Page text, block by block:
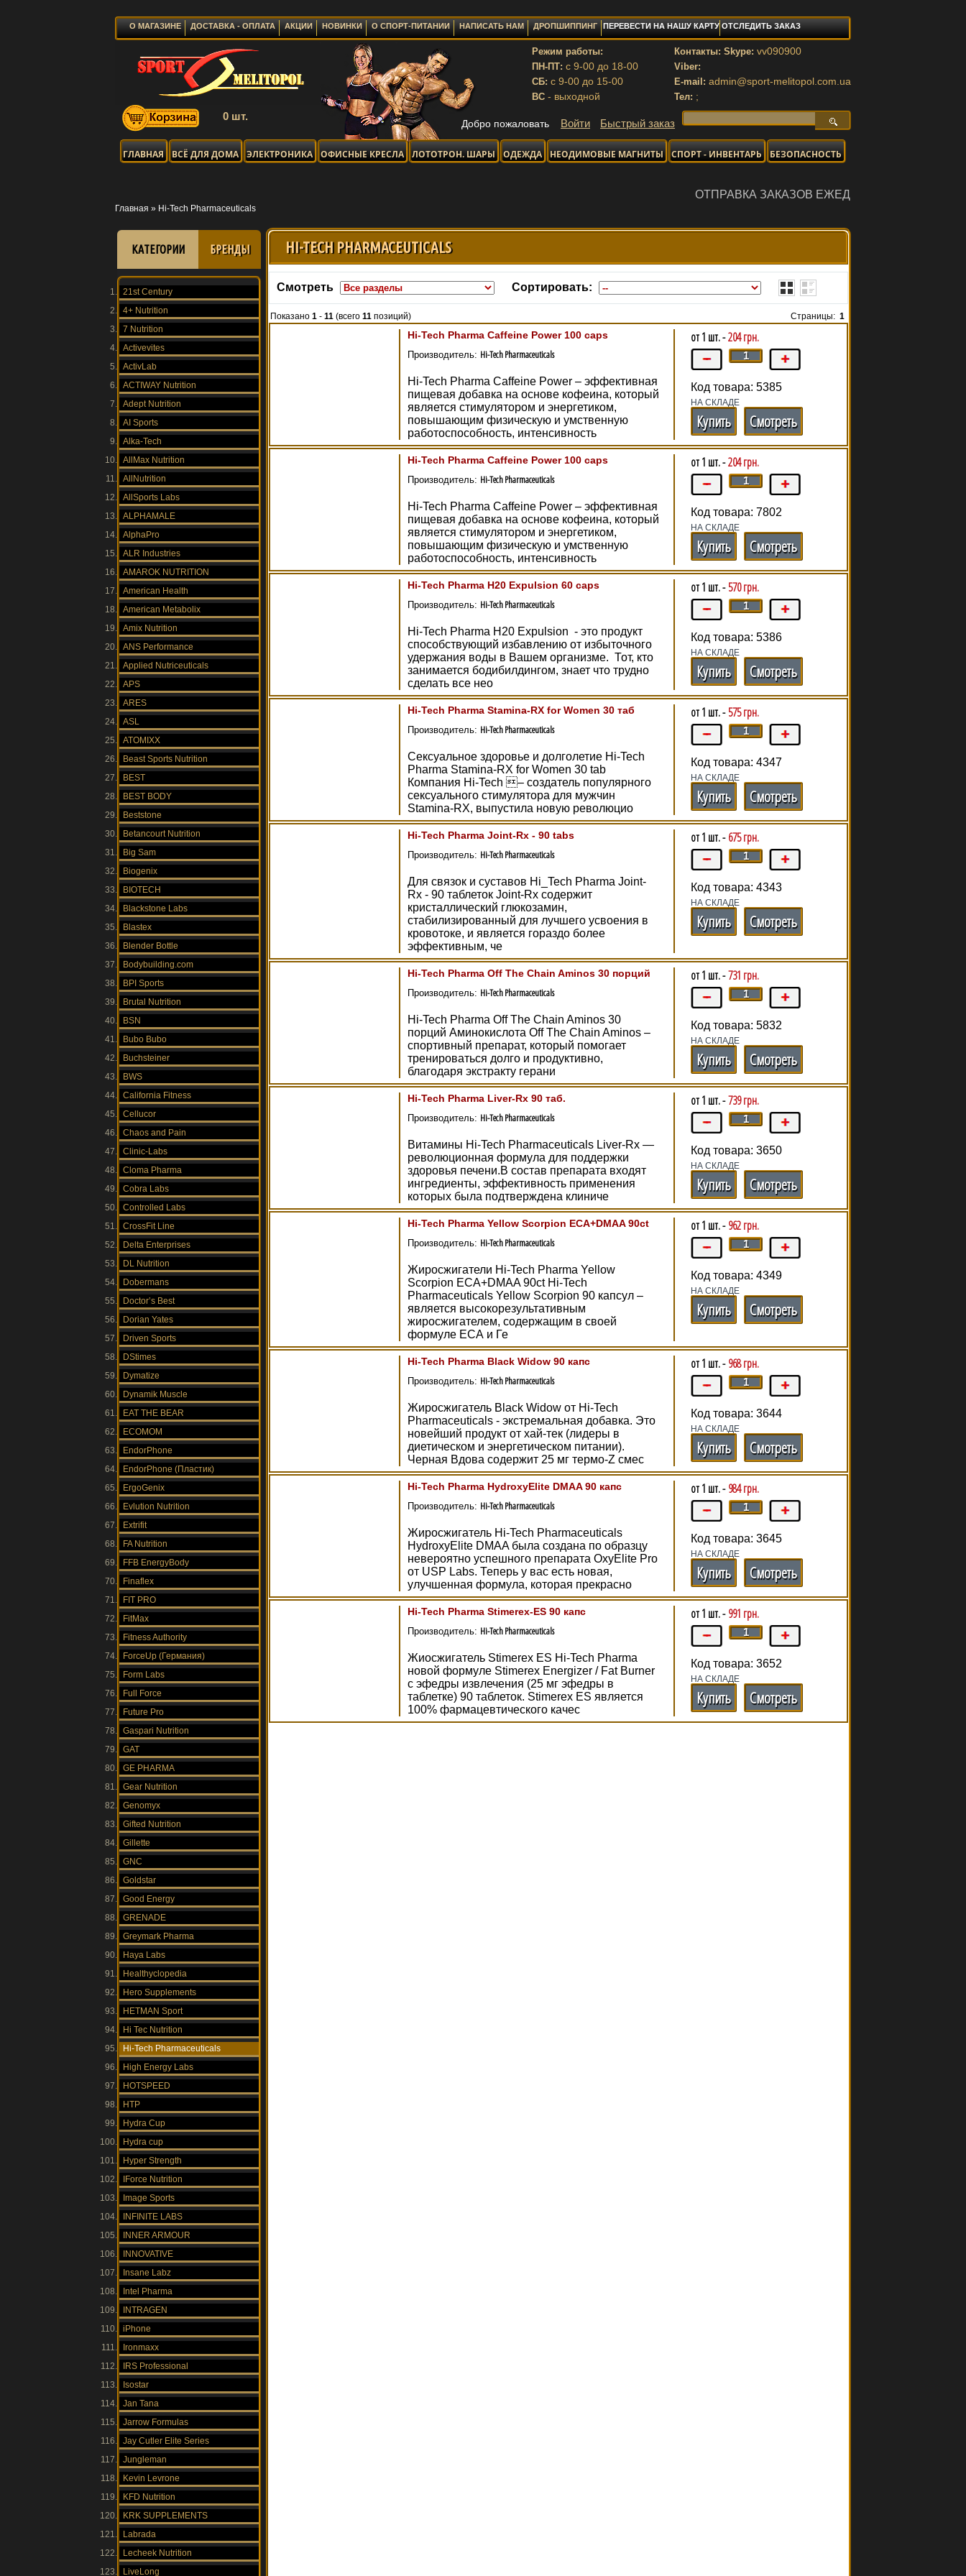
О МАГАЗИНЕ ДОСТАВКА - ОПЛАТА АКЦИИ НОВИНКИ О СПОРТ-ПИТАНИИ НАПИСАТЬ НАМ ДРОПШИППИНГ ПЕРЕВЕСТИ НА НАШУ КАРТУ ОТСЛЕДИТЬ ЗАКАЗ
Контакты: Skype: vv090900
Viber:
E-mail: admin@sport-melitopol.com.ua
Тел: ;
Режим работы:
ПН-ПТ: с 9-00 до 18-00
СБ: с 9-00 до 15-00
ВС - выходной
0 шт.
Добро пожаловать Войти Быстрый заказ
ГЛАВНАЯ ВСЁ ДЛЯ ДОМА ЭЛЕКТРОНИКА ОФИСНЫЕ КРЕСЛА ЛОТОТРОН. ШАРЫ ОДЕЖДА НЕОДИМОВЫЕ МАГНИТЫ СПОРТ - ИНВЕНТАРЬ БЕЗОПАСНОСТЬ
ОТПРАВКА ЗАКАЗОВ ЕЖЕДНЕВНО
Главная » Hi-Tech Pharmaceuticals
КАТЕГОРИИ БРЕНДЫ
21st Century
4+ Nutrition
7 Nutrition
Activevites
ActivLab
ACTIWAY Nutrition
Adept Nutrition
AI Sports
Alka-Tech
AllMax Nutrition
AllNutrition
AllSports Labs
ALPHAMALE
AlphaPro
ALR Industries
AMAROK NUTRITION
American Health
American Metabolix
Amix Nutrition
ANS Performance
Applied Nutriceuticals
APS
ARES
ASL
ATOMIXX
Beast Sports Nutrition
BEST
BEST BODY
Beststone
Betancourt Nutrition
Big Sam
Biogenix
BIOTECH
Blackstone Labs
Blastex
Blender Bottle
Bodybuilding.com
BPI Sports
Brutal Nutrition
BSN
Bubo Bubo
Buchsteiner
BWS
California Fitness
Cellucor
Chaos and Pain
Clinic-Labs
Cloma Pharma
Cobra Labs
Controlled Labs
CrossFit Line
Delta Enterprises
DL Nutrition
Dobermans
Doctor’s Best
Dorian Yates
Driven Sports
DStimes
Dymatize
Dynamik Muscle
EAT THE BEAR
ECOMOM
EndorPhone
EndorPhone (Пластик)
ErgoGenix
Evlution Nutrition
Extrifit
FA Nutrition
FFB EnergyBody
Finaflex
FIT PRO
FitMax
Fitness Authority
ForceUp (Германия)
Form Labs
Full Force
Future Pro
Gaspari Nutrition
GAT
GE PHARMA
Gear Nutrition
Genomyx
Gifted Nutrition
Gillette
GNC
Goldstar
Good Energy
GRENADE
Greymark Pharma
Haya Labs
Healthyclopedia
Hero Supplements
HETMAN Sport
Hi Tec Nutrition
Hi-Tech Pharmaceuticals
High Energy Labs
HOTSPEED
HTP
Hydra Cup
Hydra cup
Hyper Strength
IForce Nutrition
Image Sports
INFINITE LABS
INNER ARMOUR
INNOVATIVE
Insane Labz
Intel Pharma
INTRAGEN
iPhone
Ironmaxx
IRS Professional
Isostar
Jan Tana
Jarrow Formulas
Jay Cutler Elite Series
Jungleman
Kevin Levrone
KFD Nutrition
KRK SUPPLEMENTS
Labrada
Lecheek Nutrition
LiveLong
HI-TECH PHARMACEUTICALS
Смотреть Сортировать:
Показано 1 - 11 (всего 11 позиций) Страницы: 1
Hi-Tech Pharma Caffeine Power 100 caps
Производитель: Hi-Tech Pharmaceuticals
Hi-Tech Pharma Caffeine Power – эффективная
пищевая добавка на основе кофеина, который
является стимулятором и энергетиком,
повышающим физическую и умственную
работоспособность, интенсивность
от 1 шт. -204 грн.
Код товара: 5385
НА СКЛАДЕ
Купить Смотреть
Hi-Tech Pharma Caffeine Power 100 caps
Производитель: Hi-Tech Pharmaceuticals
Hi-Tech Pharma Caffeine Power – эффективная
пищевая добавка на основе кофеина, который
является стимулятором и энергетиком,
повышающим физическую и умственную
работоспособность, интенсивность
от 1 шт. -204 грн.
Код товара: 7802
НА СКЛАДЕ
Купить Смотреть
Hi-Tech Pharma Н20 Expulsion 60 caps
Производитель: Hi-Tech Pharmaceuticals
Hi-Tech Pharma Н20 Expulsion - это продукт
способствующий избавлению от избыточного
удержания воды в Вашем организме. Тот, кто
занимается бодибилдингом, знает что трудно
сделать все нео
от 1 шт. - 570 грн.
Код товара: 5386
НА СКЛАДЕ
Купить Смотреть
Hi-Tech Pharma Stamina-RX for Women 30 таб
Производитель: Hi-Tech Pharmaceuticals
Сексуальное здоровье и долголетие Hi-Tech
Pharma Stamina-RX for Women 30 tab
Компания Hi-Tech – создатель популярного
сексуального стимулятора для мужчин
Stamina-RX, выпустила новую революцио
от 1 шт. - 575 грн.
Код товара: 4347
НА СКЛАДЕ
Купить Смотреть
Hi-Tech Pharma Joint-Rx - 90 tabs
Производитель: Hi-Tech Pharmaceuticals
Для связок и суставов Hi_Tech Pharma Joint-
Rx - 90 таблеток Joint-Rx содержит
кристаллический глюкозамин,
стабилизированный для лучшего усвоения в
кровотоке, и является гораздо более
эффективным, че
от 1 шт. - 675 грн.
Код товара: 4343
НА СКЛАДЕ
Купить Смотреть
Hi-Tech Pharma Off The Chain Aminos 30 порций
Производитель: Hi-Tech Pharmaceuticals
Hi-Tech Pharma Off The Chain Aminos 30
порций Аминокислота Off The Chain Aminos –
спортивный препарат, который помогает
тренироваться долго и продуктивно,
благодаря экстракту герани
от 1 шт. -731 грн.
Код товара: 5832
НА СКЛАДЕ
Купить Смотреть
Hi-Tech Pharma Liver-Rx 90 таб.
Производитель: Hi-Tech Pharmaceuticals
Витамины Hi-Tech Pharmaceuticals Liver-Rx —
революционная формула для поддержки
здоровья печени.В состав препарата входят
ингредиенты, эффективность применения
которых была подтверждена клиниче
от 1 шт. -739 грн.
Код товара: 3650
НА СКЛАДЕ
Купить Смотреть
Hi-Tech Pharma Yellow Scorpion ECA+DMAA 90ct
Производитель: Hi-Tech Pharmaceuticals
Жиросжигатели Hi-Tech Pharma Yellow
Scorpion ECA+DMAA 90ct Hi-Tech
Pharmaceuticals Yellow Scorpion 90 капсул –
является высокорезультативным
жиросжигателем, содержащим в своей
формуле ЕСА и Ге
от 1 шт. - 962 грн.
Код товара: 4349
НА СКЛАДЕ
Купить Смотреть
Hi-Tech Pharma Black Widow 90 капс
Производитель: Hi-Tech Pharmaceuticals
Жиросжигатель Black Widow от Hi-Tech
Pharmaceuticals - экстремальная добавка. Это
новейший продукт от хай-тек (лидеры в
диетическом и энергетическом питании).
Черная Вдова содержит 25 мг термо-Z смес
от 1 шт. - 968 грн.
Код товара: 3644
НА СКЛАДЕ
Купить Смотреть
Hi-Tech Pharma HydroxyElite DMAA 90 капс
Производитель: Hi-Tech Pharmaceuticals
Жиросжигатель Hi-Tech Pharmaceuticals
HydroxyElite DMAA была создана по образцу
невероятно успешного препарата OxyElite Pro
от USP Labs. Теперь у вас есть новая,
улучшенная формула, которая прекрасно
от 1 шт. - 984 грн.
Код товара: 3645
НА СКЛАДЕ
Купить Смотреть
Hi-Tech Pharma Stimerex-ES 90 капс
Производитель: Hi-Tech Pharmaceuticals
Жиосжигатель Stimerex ES Hi-Tech Pharma
новой формуле Stimerex Energizer / Fat Burner
с эфедры извлечения (25 мг эфедры в
таблетке) 90 таблеток. Stimerex ES является
100% фармацевтического качес
от 1 шт. - 991 грн.
Код товара: 3652
НА СКЛАДЕ
Купить Смотреть